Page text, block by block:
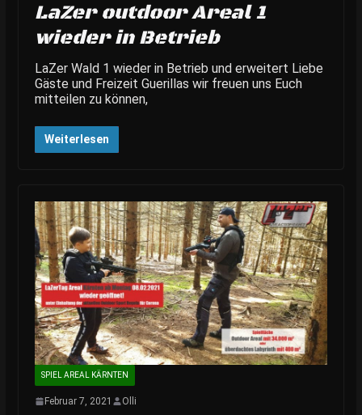
LaZer outdoor Areal 1
wieder in Betrieb
LaZer Wald 1 wieder in Betrieb und erweitert Liebe
Gäste und Freizeit Guerillas wir freuen uns Euch
mitteilen zu können,
Weiterlesen
SPIEL AREAL KÄRNTEN
Februar 7, 2021 Olli